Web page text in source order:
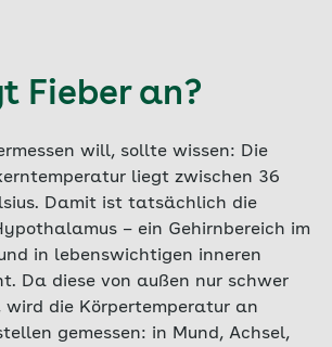
Fieber an?
will, sollte wissen: Die
liegt zwischen 36
Damit ist tatsächlich die
– ein Gehirnbereich im
in lebenswichtigen inneren
Da diese von außen nur schwer
wird die Körpertemperatur an
gemessen: in Mund, Achsel,